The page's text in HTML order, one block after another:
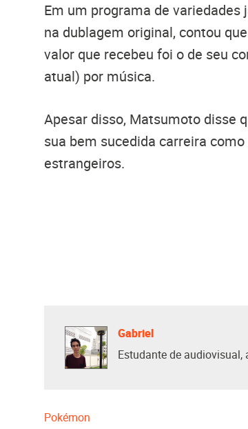
Em um programa de
na dublagem original, contou
valor que recebeu foi o de seu
atual) por música.
Apesar disso, Matsumoto disse
sua bem sucedida carreira
estrangeiros.
Gabriel
Estudante de
Pokémon